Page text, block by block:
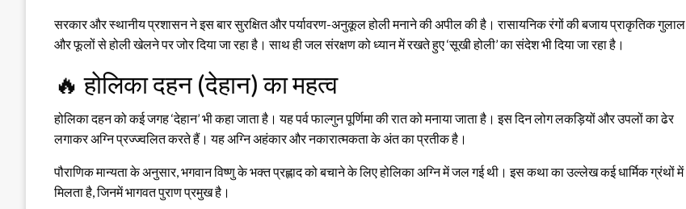
सरकार और स्थानीय प्रशासन ने इस बार सुरक्षित और पर्यावरण-अनुकूल होली मनाने की अपील की है। रासायनिक रंगों की बजाय प्राकृतिक गुलाल
और फूलों से होली खेलने पर जोर दिया जा रहा है। साथ ही जल संरक्षण को ध्यान में रखते हुए ‘सूखी होली’ का संदेश भी दिया जा रहा है।
🔥 होलिका दहन (देहान) का महत्व
होलिका दहन को कई जगह ‘देहान’ भी कहा जाता है। यह पर्व फाल्गुन पूर्णिमा की रात को मनाया जाता है। इस दिन लोग लकड़ियों और उपलों का ढेर
लगाकर अग्नि प्रज्ज्वलित करते हैं। यह अग्नि अहंकार और नकारात्मकता के अंत का प्रतीक है।
पौराणिक मान्यता के अनुसार, भगवान विष्णु के भक्त प्रह्लाद को बचाने के लिए होलिका अग्नि में जल गई थी। इस कथा का उल्लेख कई धार्मिक ग्रंथों में
मिलता है, जिनमेंभागवत पुराणप्रमुख है।